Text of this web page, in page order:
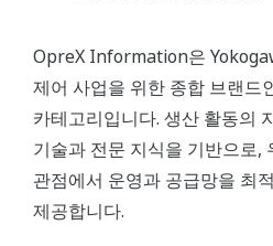
OpreX Information은
제어 사업을 위한 종합 브랜드
카테고리입니다. 생산 활동의
기술과 전문 지식을 기반으로,
관점에서 운영과 공급망을 최
제공합니다.